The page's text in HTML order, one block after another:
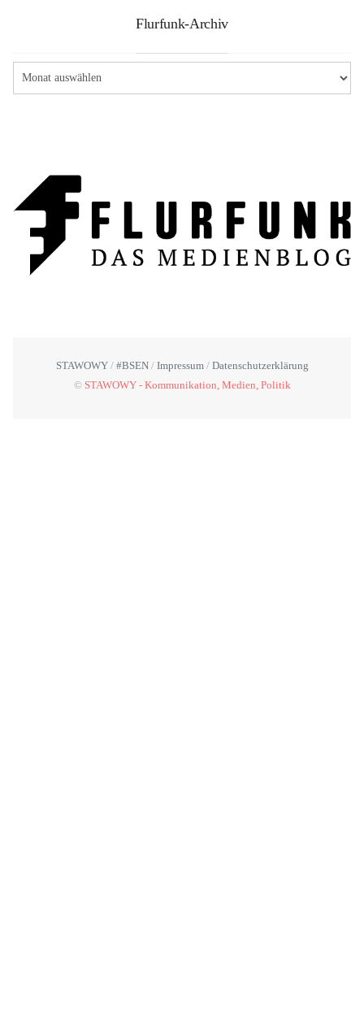
Flurfunk-Archiv
STAWOWY #BSEN Impressum
Datenschutzerklärung
© STAWOWY - Kommunikation, Medien, Politik